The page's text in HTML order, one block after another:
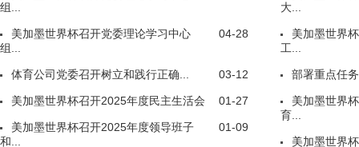
组...
04-28
美加墨世界杯召开党委理论学习中心
组...
03-12
体育公司党委召开树立和践行正确...
01-27
美加墨世界杯召开2025年度民主生活会
01-09
美加墨世界杯召开2025年度领导班子
和...
大...
美加墨世界
工...
部署重点任
美加墨世界
育...
美加墨世界